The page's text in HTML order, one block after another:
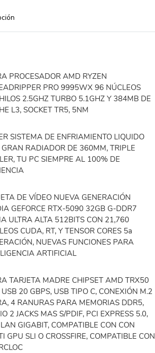
PROCESADOR AMD RYZEN
PRO 9995WX 96 NÚCLEOS
2.5GHZ TURBO 5.1GHZ Y 384MB DE
L3, SOCKET TR5, 5NM
SISTEMA DE ENFRIAMIENTO LIQUIDO
GRAN RADIADOR DE 360MM, TRIPLE
TU PC SIEMPRE AL 100% DE
DE VÍDEO NUEVA GENERACIÓN
GEFORCE RTX-5090 32GB G-DDR7
ULTRA ALTA 512BITS CON 21,760
CUDA, RT, Y TENSOR CORES 5a
NUEVAS FUNCIONES PARA
ARTIFICIAL
TARJETA MADRE CHIPSET AMD TRX50
USB 20 GBPS, USB TIPO C, CONEXIÓN M.2
4 RANURAS PARA MEMORIAS DDR5,
2 JACKS MAS S/PDIF, PCI EXPRESS 5.0,
GIGABIT, COMPATIBLE CON CON
GPU SLI O CROSSFIRE, COMPATIBLE CON